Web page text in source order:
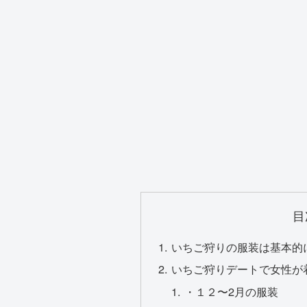
いちご狩りの服装は基本
いちご狩りデートで女性
・１２〜2月の服装